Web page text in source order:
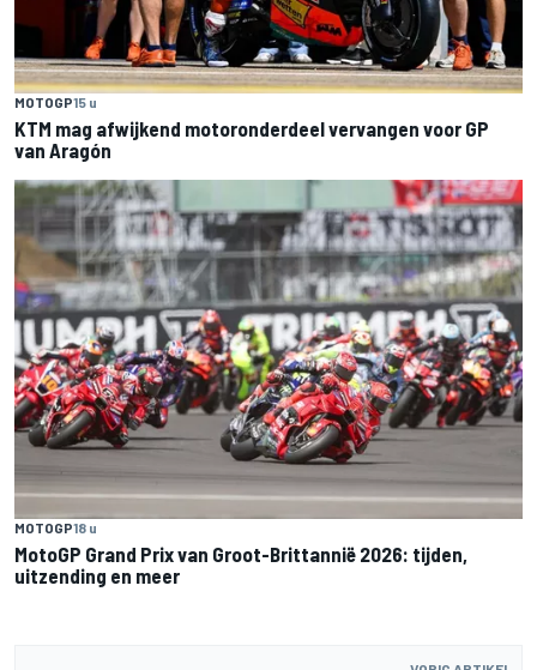
MOTOGP15 u
KTM mag afwijkend motoronderdeel vervangen voor GP
van Aragón
MOTOGP18 u
MotoGP Grand Prix van Groot-Brittannië 2026: tijden,
uitzending en meer